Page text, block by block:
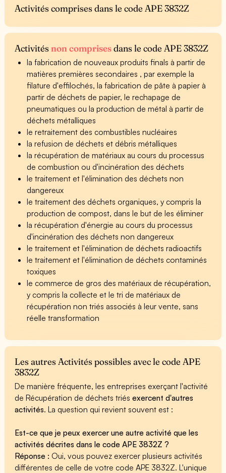
Activités comprises dans le code APE 3832Z
Activitésnon comprisesdans le code APE 3832Z
la fabrication de nouveaux produits finals à partir de
matières premières secondaires , par exemple la
filature d'effilochés, la fabrication de pâte à papier à
partir de déchets de papier, le rechapage de
pneumatiques ou la production de métal à partir de
déchets métalliques
le retraitement des combustibles nucléaires
la refusion de déchets et débris métalliques
la récupération de matériaux au cours du processus
de combustion ou d'incinération des déchets
le traitement et l'élimination des déchets non
dangereux
le traitement des déchets organiques, y compris la
production de compost, dans le but de les éliminer
la récupération d'énergie au cours du processus
d'incinération des déchets non dangereux
le traitement et l'élimination de déchets radioactifs
le traitement et l'élimination de déchets contaminés
toxiques
le commerce de gros des matériaux de récupération,
y compris la collecte et le tri de matériaux de
récupération non triés associés à leur vente, sans
réelle transformation
Les autres Activités possibles avec le code APE
3832Z
De manière fréquente, les entreprises exerçant l'activité
de Récupération de déchets triésexercent d'autres
activités. La question qui revient souvent est :
Est-ce que je peux exercer une autre activité que les
activités décrites dans le code APE 3832Z ?
Réponse :Oui, vous pouvez exercer plusieurs activités
différentes de celle de votre code APE 3832Z. L'unique